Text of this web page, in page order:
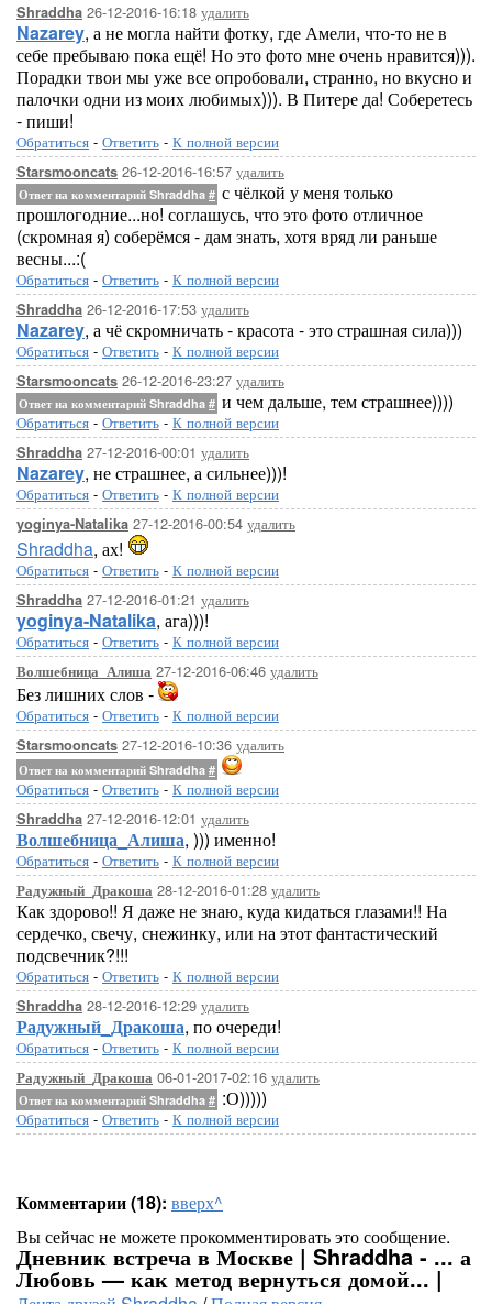
Shraddha 26-12-2016-16:18 удалить
Nazarey, а не могла найти фотку, где Амели, что-то не в
себе пребываю пока ещё! Но это фото мне очень нравится))).
Порадки твои мы уже все опробовали, странно, но вкусно и
палочки одни из моих любимых))). В Питере да! Соберетесь
- пиши!
Обратиться - Ответить - К полной версии
Starsmooncats 26-12-2016-16:57 удалить
Ответ на комментарий Shraddha # с чёлкой у меня только
прошлогодние...но! соглашусь, что это фото отличное
(скромная я) соберёмся - дам знать, хотя вряд ли раньше
весны...:(
Обратиться - Ответить - К полной версии
Shraddha 26-12-2016-17:53 удалить
Nazarey, а чё скромничать - красота - это страшная сила)))
Обратиться - Ответить - К полной версии
Starsmooncats 26-12-2016-23:27 удалить
Ответ на комментарий Shraddha # и чем дальше, тем страшнее))))
Обратиться - Ответить - К полной версии
Shraddha 27-12-2016-00:01 удалить
Nazarey, не страшнее, а сильнее)))!
Обратиться - Ответить - К полной версии
yoginya-Natalika 27-12-2016-00:54 удалить
Shraddha, ах!
Обратиться - Ответить - К полной версии
Shraddha 27-12-2016-01:21 удалить
yoginya-Natalika, ага)))!
Обратиться - Ответить - К полной версии
Волшебница_Алиша 27-12-2016-06:46 удалить
Без лишних слов -
Обратиться - Ответить - К полной версии
Starsmooncats 27-12-2016-10:36 удалить
Ответ на комментарий Shraddha #
Обратиться - Ответить - К полной версии
Shraddha 27-12-2016-12:01 удалить
Волшебница_Алиша, ))) именно!
Обратиться - Ответить - К полной версии
Радужный_Дракоша 28-12-2016-01:28 удалить
Как здорово!! Я даже не знаю, куда кидаться глазами!! На
сердечко, свечу, снежинку, или на этот фантастический
подсвечник?!!!
Обратиться - Ответить - К полной версии
Shraddha 28-12-2016-12:29 удалить
Радужный_Дракоша, по очереди!
Обратиться - Ответить - К полной версии
Радужный_Дракоша 06-01-2017-02:16 удалить
Ответ на комментарий Shraddha # :О)))))
Обратиться - Ответить - К полной версии
Комментарии (18): вверх^
Вы сейчас не можете прокомментировать это сообщение.
Дневник встреча в Москве | Shraddha - ... а
Любовь — как метод вернуться домой... |